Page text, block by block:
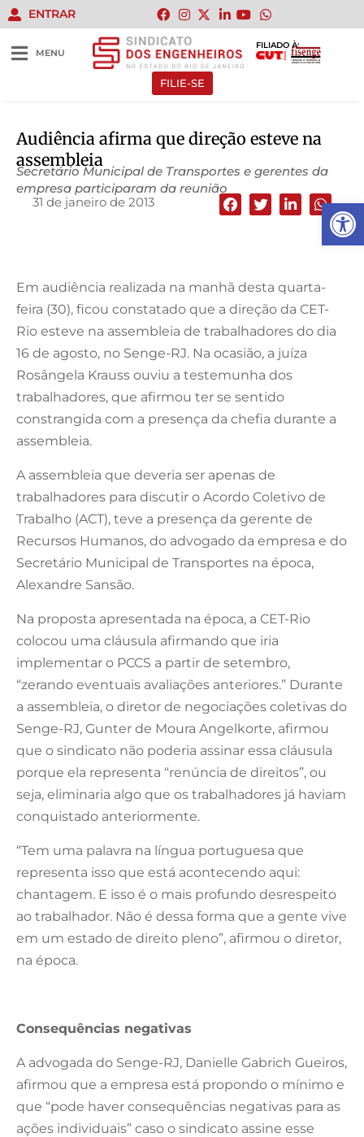
Abrir
ENTRAR
MENU
FILIADO À:
FILIE-SE
Audiência afirma que direção esteve na
assembleia
Secretário Municipal de Transportes e gerentes da
empresa participaram da reunião
31 de janeiro de 2013
Em audiência realizada na manhã desta quarta-
feira (30), ficou constatado que a direção da CET-
Rio esteve na assembleia de trabalhadores do dia
16 de agosto, no Senge-RJ. Na ocasião, a juíza
Rosângela Krauss ouviu a testemunha dos
trabalhadores, que afirmou ter se sentido
constrangida com a presença da chefia durante a
assembleia.
A assembleia que deveria ser apenas de
trabalhadores para discutir o Acordo Coletivo de
Trabalho (ACT), teve a presença da gerente de
Recursos Humanos, do advogado da empresa e do
Secretário Municipal de Transportes na época,
Alexandre Sansão.
Na proposta apresentada na época, a CET-Rio
colocou uma cláusula afirmando que iria
implementar o PCCS a partir de setembro,
“zerando eventuais avaliações anteriores.” Durante
a assembleia, o diretor de negociações coletivas do
Senge-RJ, Gunter de Moura Angelkorte, afirmou
que o sindicato não poderia assinar essa cláusula
porque ela representa “renúncia de direitos”, ou
seja, eliminaria algo que os trabalhadores já haviam
conquistado anteriormente.
“Tem uma palavra na língua portuguesa que
representa isso que está acontecendo aqui:
chantagem. E isso é o mais profundo desrespeito
ao trabalhador. Não é dessa forma que a gente vive
em um estado de direito pleno”, afirmou o diretor,
na época.
Consequências negativas
A advogada do Senge-RJ, Danielle Gabrich Gueiros,
afirmou que a empresa está propondo o mínimo e
que “pode haver consequências negativas para as
ações individuais” caso o sindicato assine esse